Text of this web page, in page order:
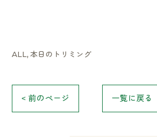
ALL 本日のトリミング
< 前のページ 一覧に戻る